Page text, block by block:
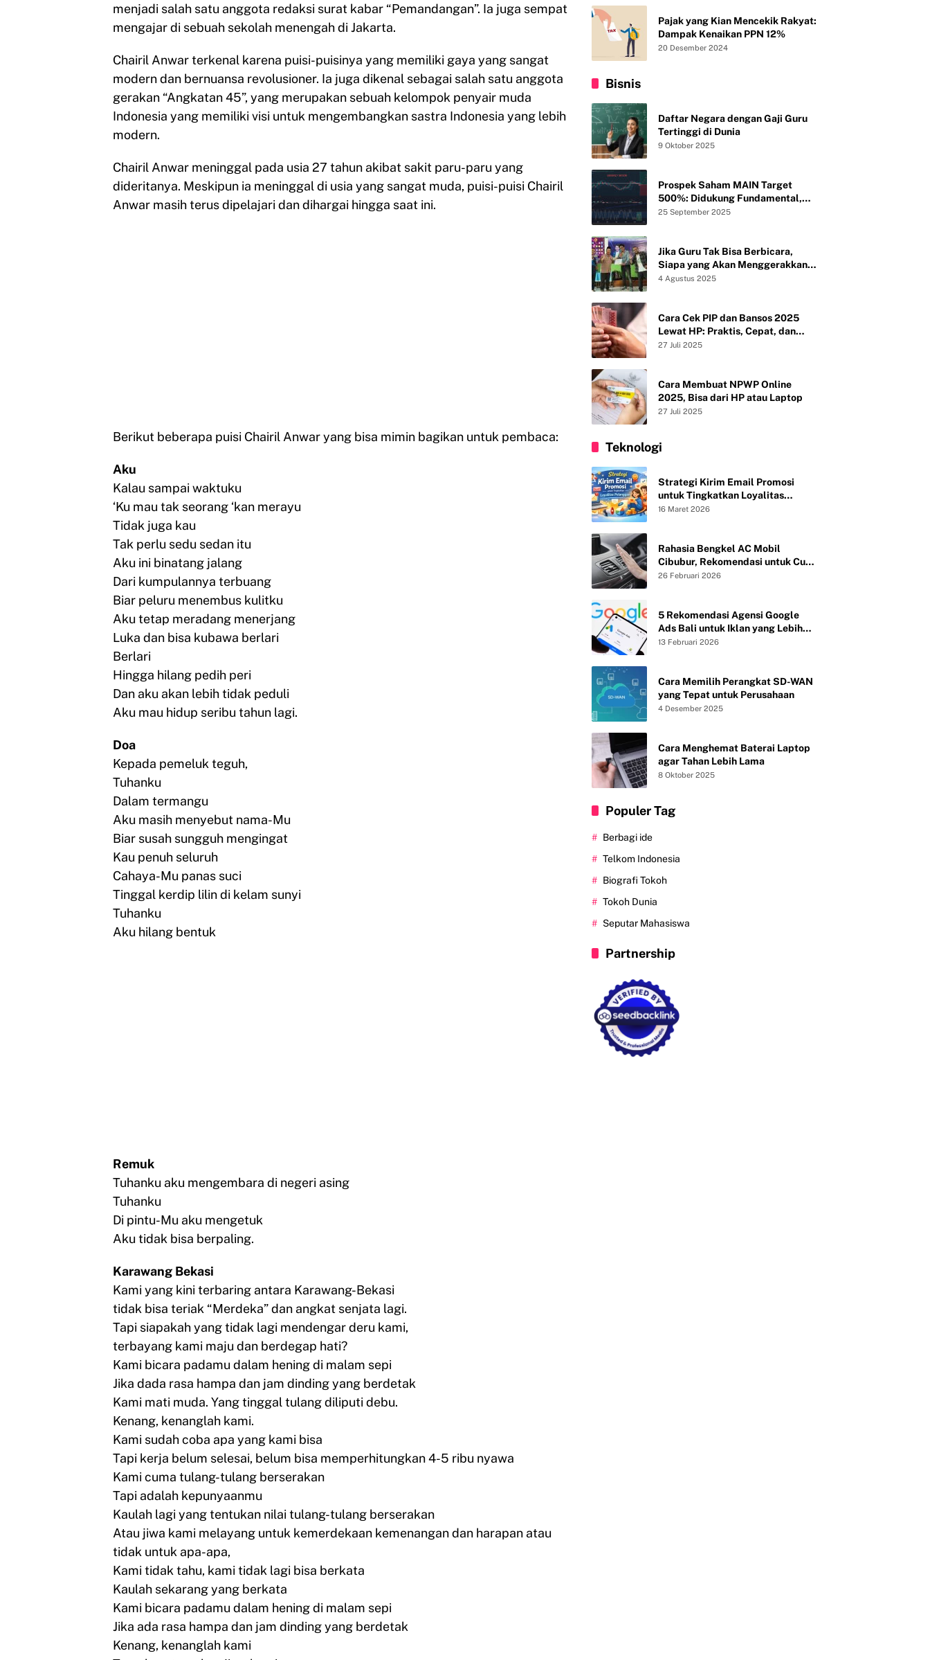
menjadi salah satu anggota redaksi surat kabar “Pemandangan”. Ia juga sempat
mengajar di sebuah sekolah menengah di Jakarta.
Chairil Anwar terkenal karena puisi-puisinya yang memiliki gaya yang sangat
modern dan bernuansa revolusioner. Ia juga dikenal sebagai salah satu anggota
gerakan “Angkatan 45”, yang merupakan sebuah kelompok penyair muda
Indonesia yang memiliki visi untuk mengembangkan sastra Indonesia yang lebih
modern.
Chairil Anwar meninggal pada usia 27 tahun akibat sakit paru-paru yang
dideritanya. Meskipun ia meninggal di usia yang sangat muda, puisi-puisi Chairil
Anwar masih terus dipelajari dan dihargai hingga saat ini.
Berikut beberapa puisi Chairil Anwar yang bisa mimin bagikan untuk pembaca:
Aku
Kalau sampai waktuku
‘Ku mau tak seorang ‘kan merayu
Tidak juga kau
Tak perlu sedu sedan itu
Aku ini binatang jalang
Dari kumpulannya terbuang
Biar peluru menembus kulitku
Aku tetap meradang menerjang
Luka dan bisa kubawa berlari
Berlari
Hingga hilang pedih peri
Dan aku akan lebih tidak peduli
Aku mau hidup seribu tahun lagi.
Doa
Kepada pemeluk teguh,
Tuhanku
Dalam termangu
Aku masih menyebut nama-Mu
Biar susah sungguh mengingat
Kau penuh seluruh
Cahaya-Mu panas suci
Tinggal kerdip lilin di kelam sunyi
Tuhanku
Aku hilang bentuk
Remuk
Tuhanku aku mengembara di negeri asing
Tuhanku
Di pintu-Mu aku mengetuk
Aku tidak bisa berpaling.
Karawang Bekasi
Kami yang kini terbaring antara Karawang-Bekasi
tidak bisa teriak “Merdeka” dan angkat senjata lagi.
Tapi siapakah yang tidak lagi mendengar deru kami,
terbayang kami maju dan berdegap hati?
Kami bicara padamu dalam hening di malam sepi
Jika dada rasa hampa dan jam dinding yang berdetak
Kami mati muda. Yang tinggal tulang diliputi debu.
Kenang, kenanglah kami.
Kami sudah coba apa yang kami bisa
Tapi kerja belum selesai, belum bisa memperhitungkan 4-5 ribu nyawa
Kami cuma tulang-tulang berserakan
Tapi adalah kepunyaanmu
Kaulah lagi yang tentukan nilai tulang-tulang berserakan
Atau jiwa kami melayang untuk kemerdekaan kemenangan dan harapan atau
tidak untuk apa-apa,
Kami tidak tahu, kami tidak lagi bisa berkata
Kaulah sekarang yang berkata
Kami bicara padamu dalam hening di malam sepi
Jika ada rasa hampa dan jam dinding yang berdetak
Kenang, kenanglah kami
Pajak yang Kian Mencekik Rakyat:
Dampak Kenaikan PPN 12%
20 Desember 2024
Bisnis
Daftar Negara dengan Gaji Guru
Tertinggi di Dunia
9 Oktober 2025
Prospek Saham MAIN Target
500%: Didukung Fundamental,
Valuasi, dan Teknikal
25 September 2025
Jika Guru Tak Bisa Berbicara,
Siapa yang Akan Menggerakkan
Peradaban?
4 Agustus 2025
Cara Cek PIP dan Bansos 2025
Lewat HP: Praktis, Cepat, dan
Tanpa Ribet
27 Juli 2025
Cara Membuat NPWP Online
2025, Bisa dari HP atau Laptop
27 Juli 2025
Teknologi
Strategi Kirim Email Promosi
untuk Tingkatkan Loyalitas
Pelanggan
16 Maret 2026
Rahasia Bengkel AC Mobil
Cibubur, Rekomendasi untuk Cuci
Evaporator dan Isi Freon agar AC
26 Februari 2026
5 Rekomendasi Agensi Google
Ads Bali untuk Iklan yang Lebih
Efektif
13 Februari 2026
Cara Memilih Perangkat SD-WAN
yang Tepat untuk Perusahaan
4 Desember 2025
Cara Menghemat Baterai Laptop
agar Tahan Lebih Lama
8 Oktober 2025
Populer Tag
Berbagi ide
Telkom Indonesia
Biografi Tokoh
Tokoh Dunia
Seputar Mahasiswa
Partnership